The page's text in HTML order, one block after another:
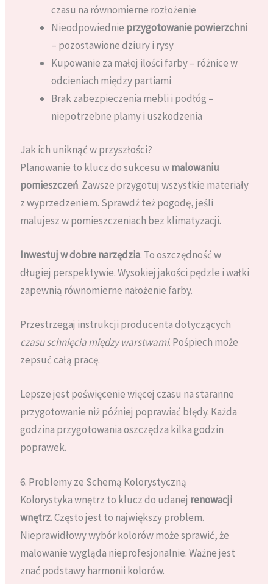
czasu na równomierne rozłożenie
Nieodpowiednie przygotowanie powierzchni
– pozostawione dziury i rysy
Kupowanie za małej ilości farby – różnice w
odcieniach między partiami
Brak zabezpieczenia mebli i podłóg –
niepotrzebne plamy i uszkodzenia
Jak ich uniknąć w przyszłości?
Planowanie to klucz do sukcesu wmalowaniu
pomieszczeń. Zawsze przygotuj wszystkie materiały
z wyprzedzeniem. Sprawdź też pogodę, jeśli
malujesz w pomieszczeniach bez klimatyzacji.
Inwestuj w dobre narzędzia. To oszczędność w
długiej perspektywie. Wysokiej jakości pędzle i wałki
zapewnią równomierne nałożenie farby.
Przestrzegaj instrukcji producenta dotyczących
czasu schnięcia między warstwami. Pośpiech może
zepsuć całą pracę.
Lepsze jest poświęcenie więcej czasu na staranne
przygotowanie niż później poprawiać błędy. Każda
godzina przygotowania oszczędza kilka godzin
poprawek.
6. Problemy ze Schemą Kolorystyczną
Kolorystyka wnętrz to klucz do udanej renowacji
wnętrz. Często jest to największy problem.
Nieprawidłowy wybór kolorów może sprawić, że
malowanie wygląda nieprofesjonalnie. Ważne jest
znać podstawy harmonii kolorów.